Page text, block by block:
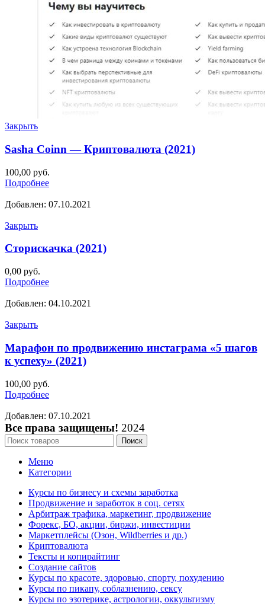
Закрыть
Sasha Coinn — Криптовалюта (2021)
100,00 руб.
Подробнее
Добавлен: 07.10.2021
Закрыть
Сторискачка (2021)
0,00 руб.
Подробнее
Добавлен: 04.10.2021
Закрыть
Марафон по продвижению инстаграма «5 шагов
к успеху» (2021)
100,00 руб.
Подробнее
Добавлен: 07.10.2021
Все права защищены! 2024
Поиск
Меню
Категории
Курсы по бизнесу и схемы заработка
Продвижение и заработок в соц. сетях
Арбитраж трафика, маркетинг, продвижение
Форекс, БО, акции, биржи, инвестиции
Маркетплейсы (Озон, Wildberries и др.)
Криптовалюта
Тексты и копирайтинг
Создание сайтов
Курсы по красоте, здоровью, спорту, похудению
Курсы по пикапу, соблазнению, сексу
Курсы по эзотерике, астрологии, оккультизму